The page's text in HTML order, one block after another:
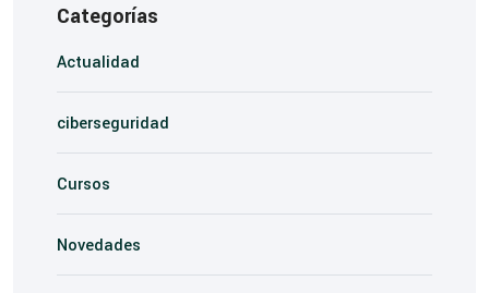
Categorías
Actualidad
ciberseguridad
Cursos
Novedades